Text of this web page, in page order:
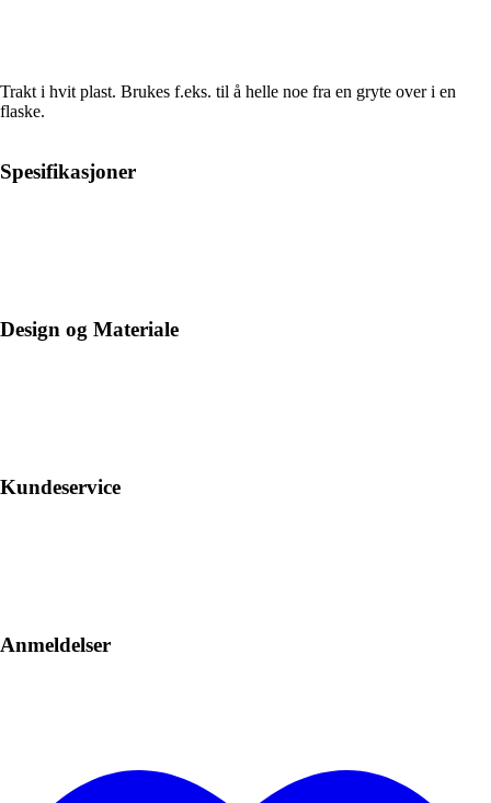
Trakt i hvit plast. Brukes f.eks. til å helle noe fra en gryte over i en
flaske.
Spesifikasjoner
Design og Materiale
Kundeservice
Anmeldelser